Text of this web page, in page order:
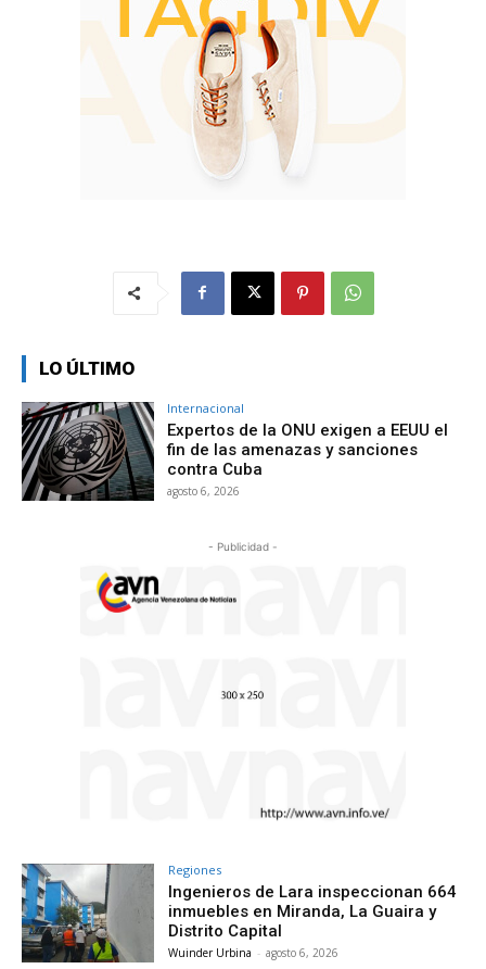
LO ÚLTIMO
Internacional
Expertos de la ONU exigen a EEUU el
fin de las amenazas y sanciones
contra Cuba
agosto 6, 2026
- Publicidad -
Regiones
Ingenieros de Lara inspeccionan 664
inmuebles en Miranda, La Guaira y
Distrito Capital
Wuinder Urbina - agosto 6, 2026